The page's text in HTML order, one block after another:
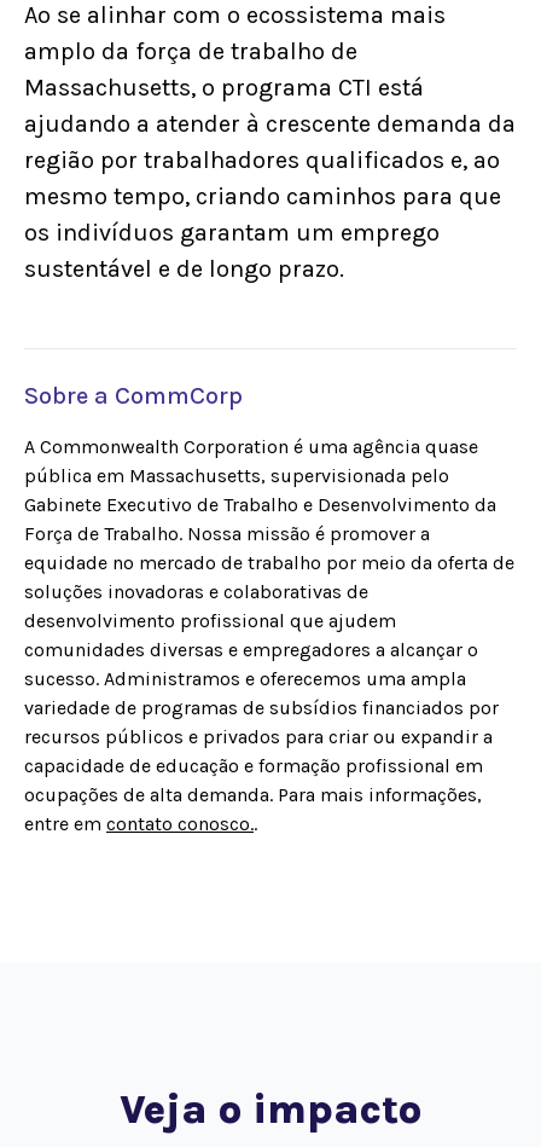
Ao se alinhar com o ecossistema mais
amplo da força de trabalho de
Massachusetts, o programa CTI está
ajudando a atender à crescente demanda da
região por trabalhadores qualificados e, ao
mesmo tempo, criando caminhos para que
os indivíduos garantam um emprego
sustentável e de longo prazo.
Sobre a CommCorp
A Commonwealth Corporation é uma agência quase
pública em Massachusetts, supervisionada pelo
Gabinete Executivo de Trabalho e Desenvolvimento da
Força de Trabalho. Nossa missão é promover a
equidade no mercado de trabalho por meio da oferta de
soluções inovadoras e colaborativas de
desenvolvimento profissional que ajudem
comunidades diversas e empregadores a alcançar o
sucesso. Administramos e oferecemos uma ampla
variedade de programas de subsídios financiados por
recursos públicos e privados para criar ou expandir a
capacidade de educação e formação profissional em
ocupações de alta demanda. Para mais informações,
entre em contato conosco..
Veja o impacto